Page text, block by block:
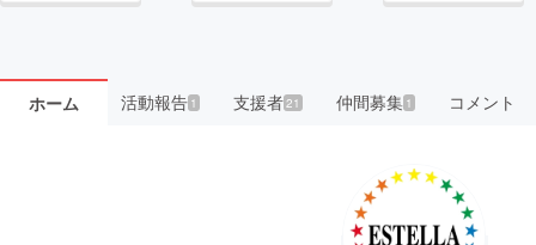
ホーム 活動報告1 支援者 21 仲間募集 1 コメント